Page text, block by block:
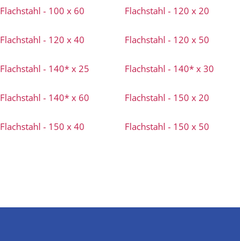
Flachstahl - 100 x 60 Flachstahl - 120 x 20
Flachstahl - 120 x 40 Flachstahl - 120 x 50
Flachstahl - 140* x 25 Flachstahl - 140* x 30
Flachstahl - 140* x 60 Flachstahl - 150 x 20
Flachstahl - 150 x 40 Flachstahl - 150 x 50